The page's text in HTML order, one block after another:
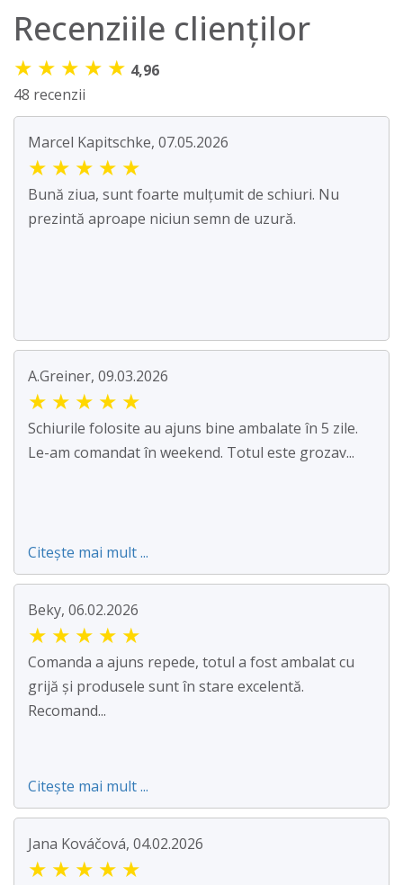
Recenziile clienților
★ ★ ★ ★ ★ 4,96
48 recenzii
Marcel Kapitschke, 07.05.2026
★ ★ ★ ★ ★
Bună ziua, sunt foarte mulțumit de schiuri. Nu
prezintă aproape niciun semn de uzură.
A.Greiner, 09.03.2026
★ ★ ★ ★ ★
Schiurile folosite au ajuns bine ambalate în 5 zile.
Le-am comandat în weekend. Totul este grozav...
Citește mai mult ...
Beky, 06.02.2026
★ ★ ★ ★ ★
Comanda a ajuns repede, totul a fost ambalat cu
grijă și produsele sunt în stare excelentă.
Recomand...
Citește mai mult ...
Jana Kováčová, 04.02.2026
★ ★ ★ ★ ★